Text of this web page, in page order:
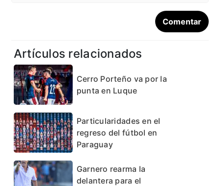
Artículos relacionados
Cerro Porteño va por la
punta en Luque
Particularidades en el
regreso del fútbol en
Paraguay
Garnero rearma la
delantera para el